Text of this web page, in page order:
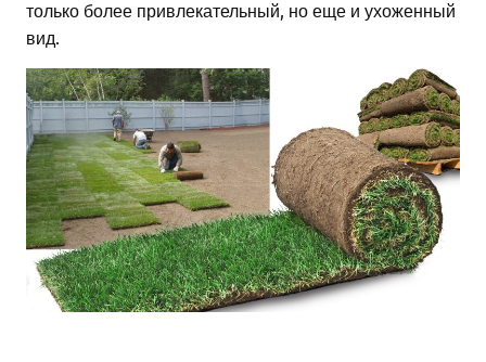
только более привлекательный, но еще и ухоженный
вид.